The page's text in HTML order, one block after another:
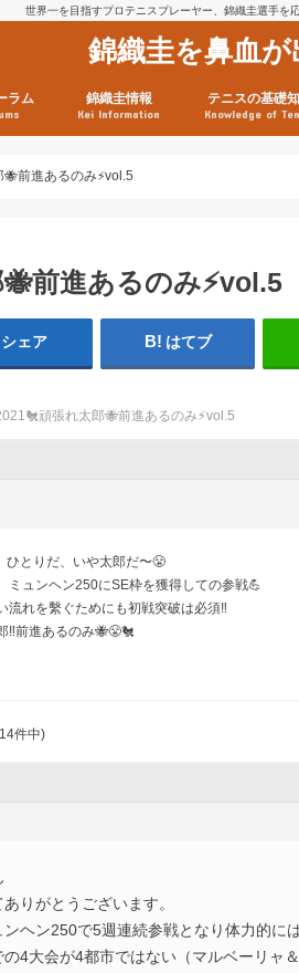
世界一を目指すプロテニスプレーヤー、錦織圭選手
錦織圭を鼻血
ラム 錦織圭情報
Kei Information
日現在）
点）
テニスの基礎
Knowledge of
前進あるのみ⚡️vol.5
前進あるのみ⚡️vol.5
シェア はてブ
頑張れ太郎🐝前進あるのみ⚡️vol.5
ひとりだ、いや太郎だ〜😤
ミュンヘン250にSE枠を獲得しての参戦💪
流れを繫ぐためにも初戦突破は必須‼️
‼️前進あるのみ🐝😤🐔
件中)
ありがとうございます。
ンヘン250で5週連続参戦となり体力的に
の4大会が4都市ではない（マルベーリャ